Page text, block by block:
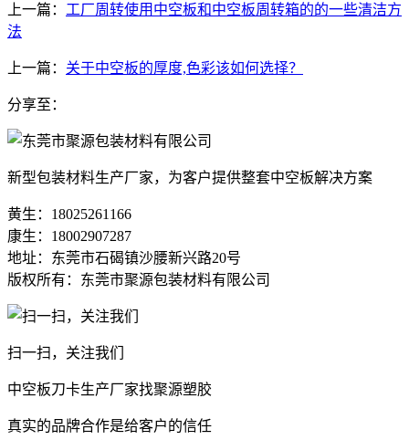
上一篇： 工厂周转使用中空板和中空板周转箱的的一些清洁方
法
上一篇： 关于中空板的厚度,色彩该如何选择？
分享至：
新型包装材料生产厂家，为客户提供整套中空板解决方案
黄生：18025261166
康生：18002907287
地址：东莞市石碣镇沙腰新兴路20号
版权所有：东莞市聚源包装材料有限公司
扫一扫，关注我们
中空板刀卡生产厂家找聚源塑胶
真实的品牌合作是给客户的信任